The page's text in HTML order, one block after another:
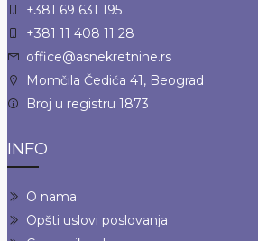
+381 69 631 195
+381 11 408 11 28
office@asnekretnine.rs
Momčila Čedića 41, Beograd
Broj u registru 1873
INFO
O nama
Opšti uslovi poslovanja